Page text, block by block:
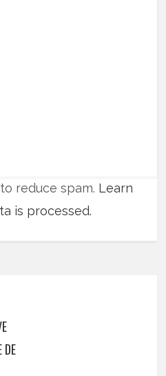
reduce spam. Learn
is processed.
DE